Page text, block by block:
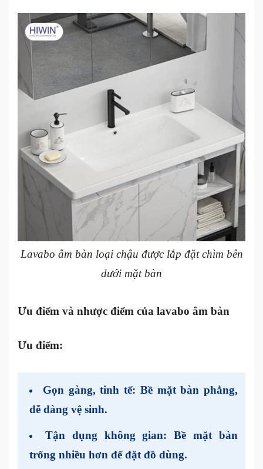
Lavabo âm bàn loại chậu được lắp đặt chìm bên
dưới mặt bàn
Ưu điểm và nhược điểm của lavabo âm bàn
Ưu điểm:
Gọn gàng, tinh tế: Bề mặt bàn phẳng,
dễ dàng vệ sinh.
Tận dụng không gian: Bề mặt bàn
trống nhiều hơn để đặt đồ dùng.